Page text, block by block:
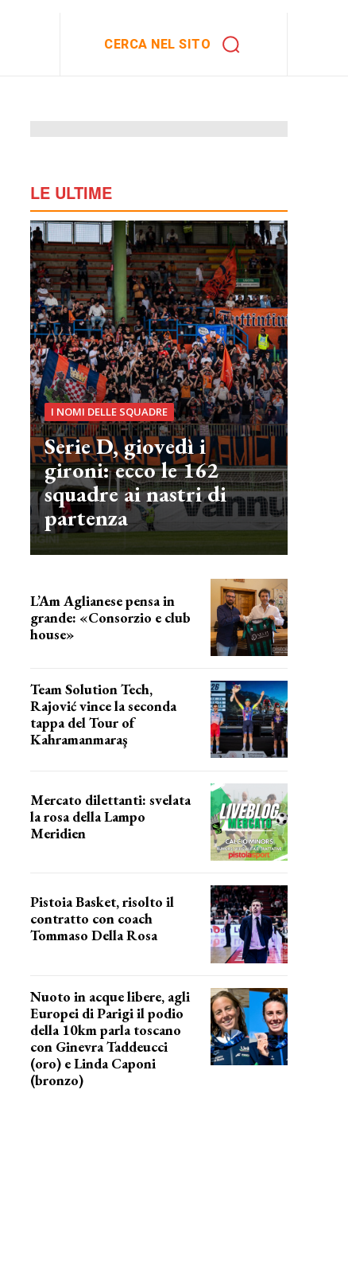
CERCA NEL SITO
LE ULTIME
I NOMI DELLE SQUADRE
Serie D, giovedì i
gironi: ecco le 162
squadre ai nastri di
partenza
L’Am Aglianese pensa in
grande: «Consorzio e club
house»
Team Solution Tech,
Rajović vince la seconda
tappa del Tour of
Kahramanmaraş
Mercato dilettanti: svelata
la rosa della Lampo
Meridien
Pistoia Basket, risolto il
contratto con coach
Tommaso Della Rosa
Nuoto in acque libere, agli
Europei di Parigi il podio
della 10km parla toscano
con Ginevra Taddeucci
(oro) e Linda Caponi
(bronzo)